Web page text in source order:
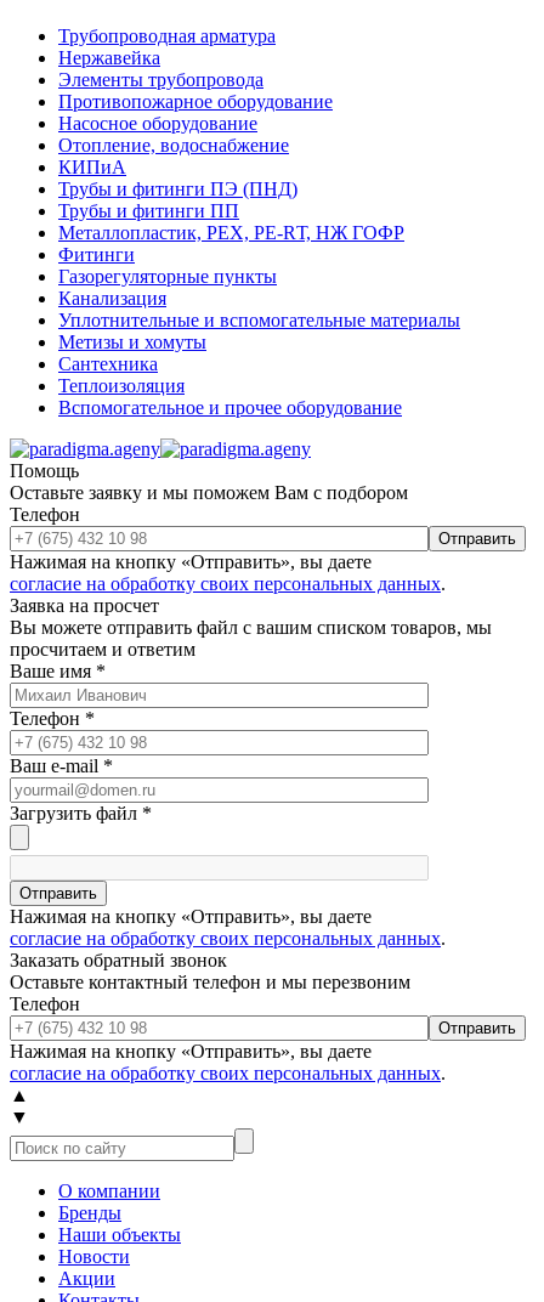
Трубопроводная арматура
Нержавейка
Элементы трубопровода
Противопожарное оборудование
Насосное оборудование
Отопление, водоснабжение
КИПиА
Трубы и фитинги ПЭ (ПНД)
Трубы и фитинги ПП
Металлопластик, РЕХ, РЕ-RТ, НЖ ГОФР
Фитинги
Газорегуляторные пункты
Канализация
Уплотнительные и вспомогательные материалы
Метизы и хомуты
Сантехника
Теплоизоляция
Вспомогательное и прочее оборудование
Помощь
Оставьте заявку и мы поможем Вам с подбором
Телефон
Отправить
Нажимая на кнопку «Отправить», вы даете
согласие на обработку своих персональных данных.
Заявка на просчет
Вы можете отправить файл с вашим списком товаров, мы
просчитаем и ответим
Ваше имя *
Телефон *
Ваш e-mail *
Загрузить файл *
Отправить
Нажимая на кнопку «Отправить», вы даете
согласие на обработку своих персональных данных.
Заказать обратный звонок
Оставьте контактный телефон и мы перезвоним
Телефон
Отправить
Нажимая на кнопку «Отправить», вы даете
согласие на обработку своих персональных данных.
▲
▼
О компании
Бренды
Наши объекты
Новости
Акции